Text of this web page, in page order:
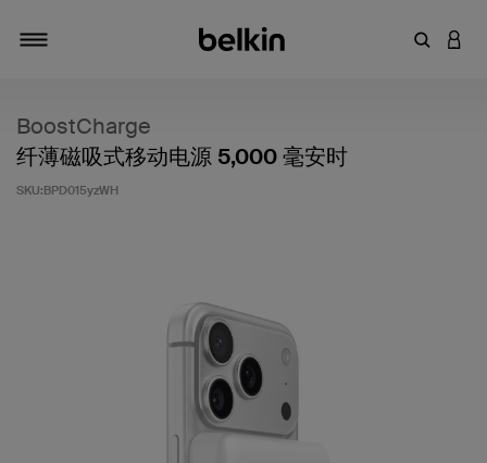
输入关键
登录
BoostCharge
纤薄磁吸式移动电源 5,000 毫安时
SKU:BPD015yzWH